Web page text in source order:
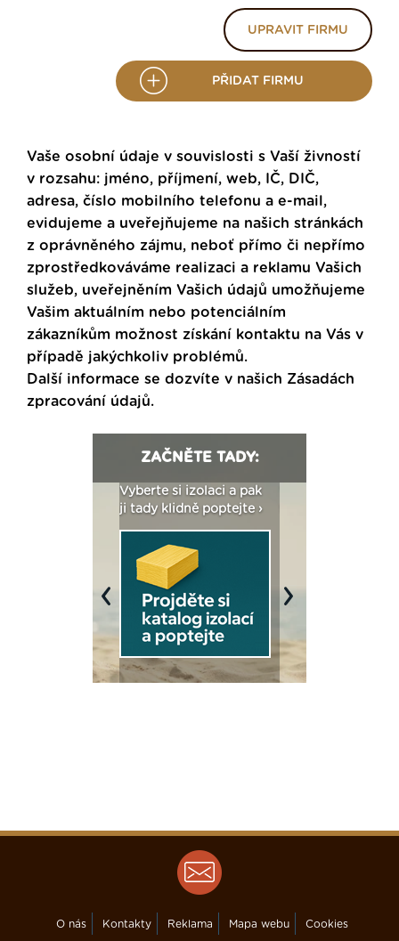
UPRAVIT FIRMU
PŘIDAT FIRMU
Vaše osobní údaje v souvislosti s Vaší živností
v rozsahu: jméno, příjmení, web, IČ, DIČ,
adresa, číslo mobilního telefonu a e-mail,
evidujeme a uveřejňujeme na našich stránkách
z oprávněného zájmu, neboť přímo či nepřímo
zprostředkováváme realizaci a reklamu Vašich
služeb, uveřejněním Vašich údajů umožňujeme
Vašim aktuálním nebo potenciálním
zákazníkům možnost získání kontaktu na Vás v
případě jakýchkoliv problémů.
Další informace se dozvíte v našich Zásadách
zpracování údajů.
ZAČNĚTE TADY:
Vyberte si izolaci a pak
ji tady klidně poptejte ›
Previous Next
O nás Kontakty Reklama Mapa webu Cookies